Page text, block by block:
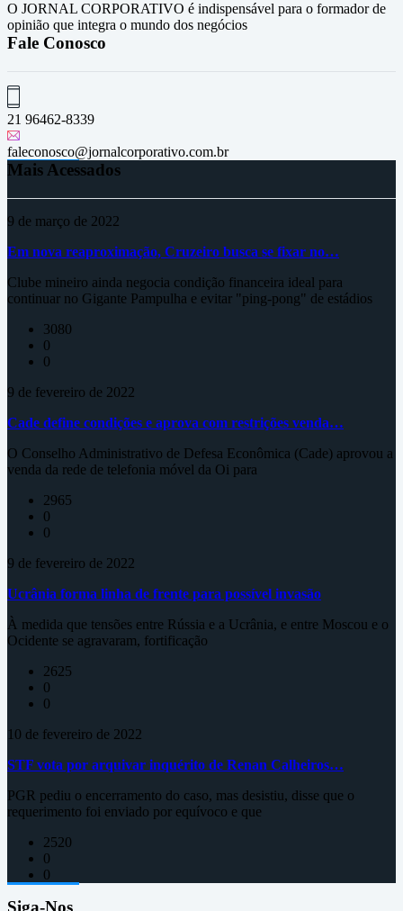
O JORNAL CORPORATIVO é indispensável para o formador de
opinião que integra o mundo dos negócios
Fale Conosco
21 96462-8339
faleconosco@jornalcorporativo.com.br
Mais Acessados
9 de março de 2022
Em nova reaproximação, Cruzeiro busca se fixar no…
Clube mineiro ainda negocia condição financeira ideal para
continuar no Gigante Pampulha e evitar "ping-pong" de estádios
3080
0
0
9 de fevereiro de 2022
Cade define condições e aprova com restrições venda…
O Conselho Administrativo de Defesa Econômica (Cade) aprovou a
venda da rede de telefonia móvel da Oi para
2965
0
0
9 de fevereiro de 2022
Ucrânia forma linha de frente para possível invasão
À medida que tensões entre Rússia e a Ucrânia, e entre Moscou e o
Ocidente se agravaram, fortificação
2625
0
0
10 de fevereiro de 2022
STF vota por arquivar inquérito de Renan Calheiros…
PGR pediu o encerramento do caso, mas desistiu, disse que o
requerimento foi enviado por equívoco e que
2520
0
0
Siga-Nos